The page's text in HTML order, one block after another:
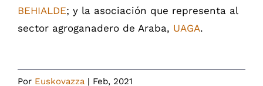
BEHIALDE; y la asociación que representa al
sector agroganadero de Araba, UAGA.
Por Euskovazza | Feb, 2021